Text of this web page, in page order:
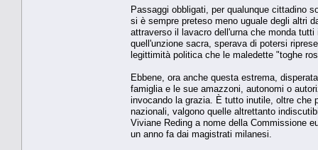
Passaggi obbligati, per qualunque cittadino
si è sempre preteso meno uguale degli altri
attraverso il lavacro dell'urna che monda
quell'unzione sacra, sperava di potersi
legittimità politica che le maledette "toghe
Ebbene, ora anche questa estrema,
famiglia e le sue amazzoni, autonomi o
invocando la grazia. È tutto inutile, oltre che
nazionali, valgono quelle altrettanto
Viviane Reding a nome della Commissione
un anno fa dai magistrati milanesi.